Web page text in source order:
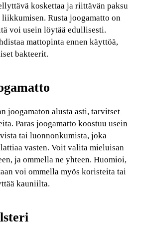
koskettaa ja riittävän paksu
liikkumisen. Rusta joogamatto on
voi usein löytää edullisesti.
mattopinta ennen käyttöä,
bakteerit.
joogamaton alusta asti, tarvitset
Paras joogamatto koostuu usein
tai luonnonkumista, joka
vasten. Voit valita mieluisan
ja ommella ne yhteen. Huomioi,
voi ommella myös koristeita tai
kauniilta.